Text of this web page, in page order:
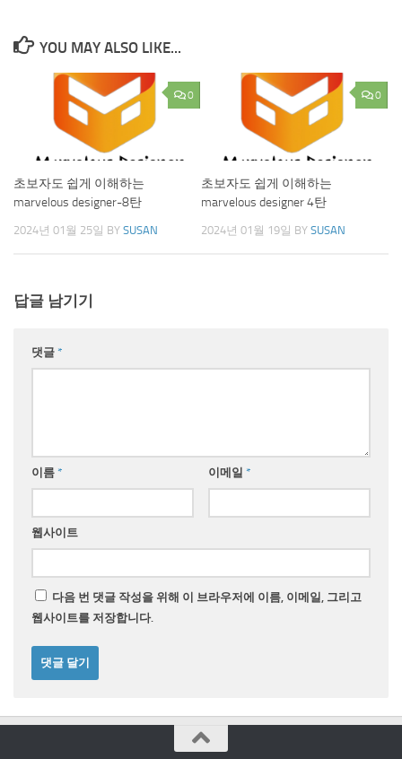
YOU MAY ALSO LIKE...
0
초보자도 쉽게 이해하는
marvelous designer-8탄
2024년 01월 25일 BY SUSAN
0
초보자도 쉽게 이해하는
marvelous designer 4탄
2024년 01월 19일 BY SUSAN
답글 남기기
댓글 *
이름 * 이메일 *
웹사이트
다음 번 댓글 작성을 위해 이 브라우저에 이름, 이메일, 그리고
웹사이트를 저장합니다.